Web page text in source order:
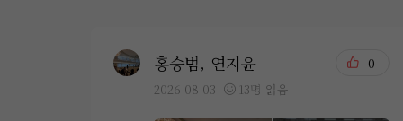
홍승범, 연지윤
2026-08-03 13명 읽음
0